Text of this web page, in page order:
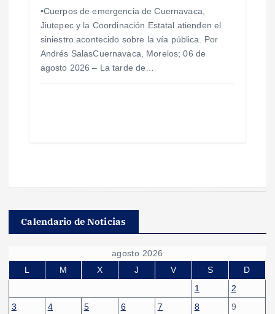
•Cuerpos de emergencia de Cuernavaca,
Jiutepec y la Coordinación Estatal atienden el
siniestro acontecido sobre la vía pública. Por
Andrés SalasCuernavaca, Morelos; 06 de
agosto 2026 – La tarde de…
Calendario de Noticias
agosto 2026
L
M X J V S
D
1
2
3
4 5 6 7 8
9